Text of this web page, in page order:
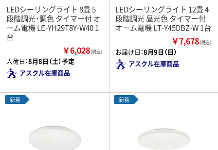
LEDシーリングライト 8畳 5
段階調光・調色 タイマー付 オ
ーム電機 LE-YH29T8Y-W40 1
台
￥6,028（税込）
入荷日：8月8日（土）予定
アスクル在庫商品
LEDシーリングライト 12畳 4
段階調光 昼光色 タイマー付
オーム電機 LT-Y45DBZ-W 1台
￥7,678（税込）
お届け日：8月9日（日）
アスクル在庫商品
新着 新着